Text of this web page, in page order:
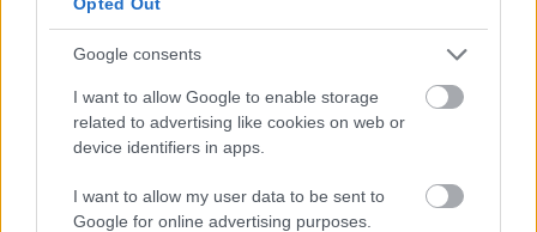
Google consents
I want to allow Google to enable storage
related to advertising like cookies on web or
device identifiers in apps.
I want to allow my user data to be sent to
Google for online advertising purposes.
Με την πλαστική συσκευασία που έρχεται το
φαγητό στα σχολεία διαφωνεί η κ. Μπακογιάννη.
Θυμάται παλιότερα, για παράδειγμα, τα σχολικά
γεύματα σερβίρονταν κατευθείαν από την
κατσαρόλα σε πιάτο. Η κ. Πατραμάνη συμφωνεί:
«αν το ίδιο περιεχόμενο ήταν σερβιρισμένο σε
πιάτο θα είχε περισσότερες πιθανότητες να